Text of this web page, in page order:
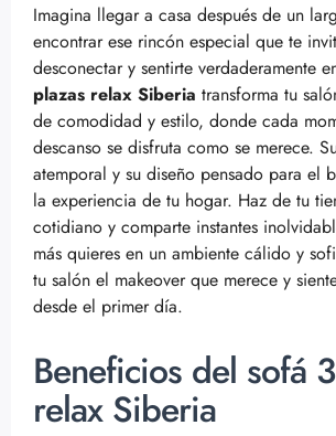
Imagina llegar a casa después de un
encontrar ese rincón especial que te
desconectar y sentirte verdaderamente
plazas relax Siberia transforma tu
de comodidad y estilo, donde cada
descanso se disfruta como se merece.
atemporal y su diseño pensado para el
la experiencia de tu hogar. Haz de tu
cotidiano y comparte instantes
más quieres en un ambiente cálido y
tu salón el makeover que merece y
desde el primer día.
Beneficios del sofá
relax Siberia